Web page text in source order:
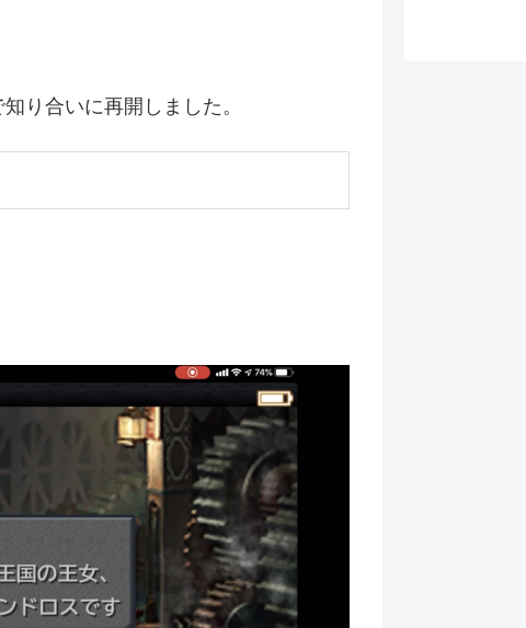
り合いに再開しました。